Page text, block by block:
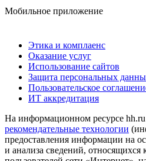
Мобильное приложение
Этика и комплаенс
Оказание услуг
Использование сайтов
Защита персональных
Пользовательское
ИТ аккредитация
На информационном ресурсе hh.ru
рекомендательные технологии
предоставления информации на
и анализа сведений, относящихся